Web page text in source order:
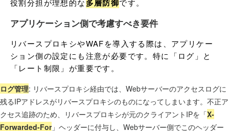
役割分担が理想的な多層防御です。
アプリケーション側で考慮すべき要件
リバースプロキシやWAFを導入する際は、アプリケー
ション側の設定にも注意が必要です。特に「ログ」と
「レート制限」が重要です。
ログ管理: リバースプロキシ経由では、Webサーバーのアクセスログに
残るIPアドレスがリバースプロキシのものになってしまいます。不正ア
クセス追跡のため、リバースプロキシが元のクライアントIPを「X-
Forwarded-For」ヘッダーに付与し、Webサーバー側でこのヘッダー